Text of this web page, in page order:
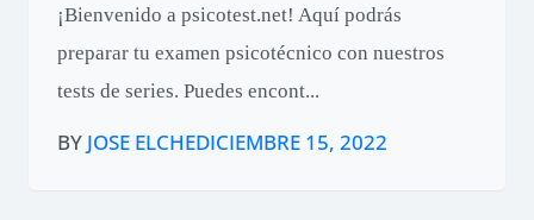
¡Bienvenido a psicotest.net! Aquí podrás
preparar tu examen psicotécnico con nuestros
tests de series. Puedes encont...
BY JOSE ELCHEDICIEMBRE 15, 2022